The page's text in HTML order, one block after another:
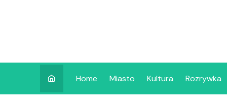
Home Miasto Kultura Rozrywka